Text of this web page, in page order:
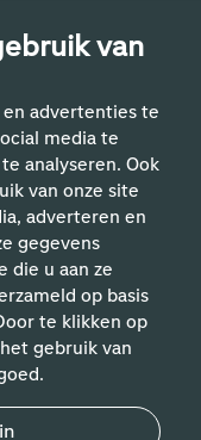
van
advertenties te
media te
analyseren. Ook
van onze site
adverteren en
gegevens
die u aan ze
op basis
te klikken op
gebruik van